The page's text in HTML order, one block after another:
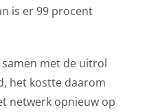
is er 99 procent
met de uitrol
het kostte daarom
netwerk opnieuw op